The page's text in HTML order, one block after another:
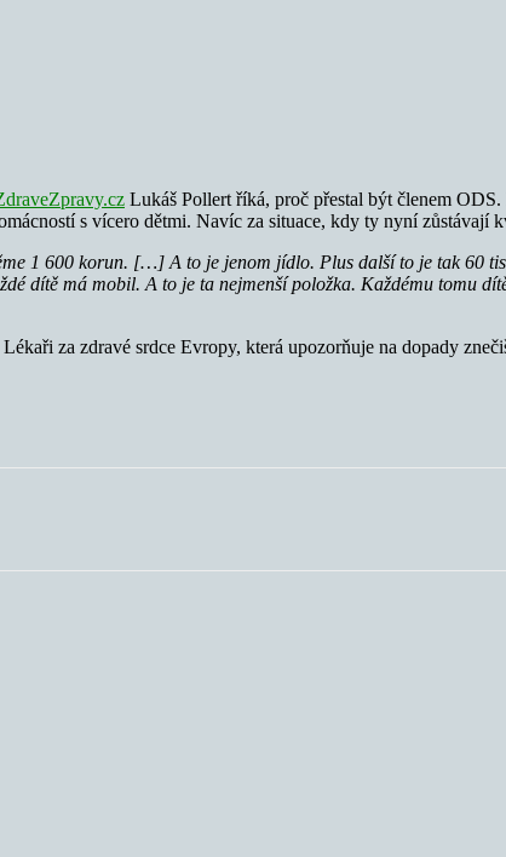
Lukáš Pollert říká, proč přestal být členem
s vícero dětmi. Navíc za situace, kdy ty nyní zůstávají
1 600 korun. […] A to je jenom jídlo. Plus další to je tak 60
dítě má mobil. A to je ta nejmenší položka. Každému tomu
za zdravé srdce Evropy, která upozorňuje na dopady